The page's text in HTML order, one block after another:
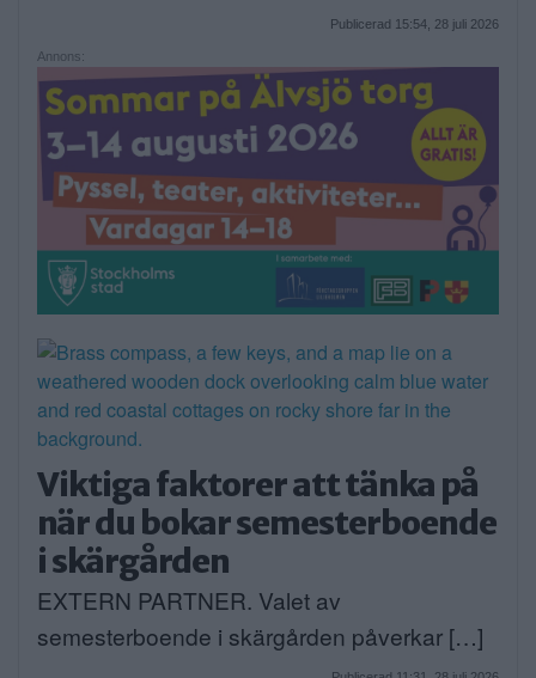
Publicerad 15:54, 28 juli 2026
Annons:
Viktiga faktorer att tänka på
när du bokar semesterboende
i skärgården
EXTERN PARTNER. Valet av
semesterboende i skärgården påverkar […]